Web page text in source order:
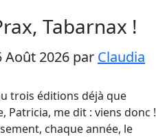
Tabarnax !
Août 2026 par Claudia
trois éditions déjà que
Patricia, me dit : viens donc !
chaque année, le